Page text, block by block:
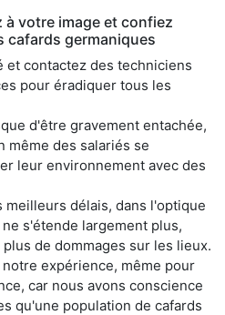
votre image et confiez
cafards germaniques
contactez des techniciens
pour éradiquer tous les
d'être gravement entachée,
même des salariés se
leur environnement avec des
meilleurs délais, dans l'optique
s'étende largement plus,
de dommages sur les lieux.
expérience, même pour
car nous avons conscience
qu'une population de cafards